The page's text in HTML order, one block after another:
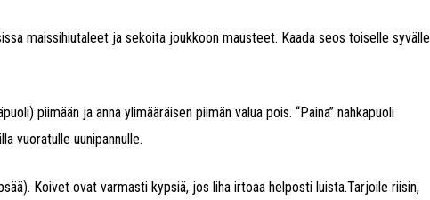
maissihiutaleet ja sekoita joukkoon mausteet. Kaada seos toiselle syvälle
piimään ja anna ylimääräisen piimän valua pois. “Paina” nahkapuoli
vuoratulle uunipannulle.
Koivet ovat varmasti kypsiä, jos liha irtoaa helposti luista.Tarjoile riisin,